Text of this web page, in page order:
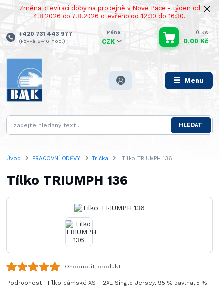
Změna otevírací doby na prodejně v Nové Pace - týden od
4.8.2026 do 7.8.2026 otevřeno od 12:30 do 16:30.
Menu
CZK
HLEDAT
+420 731 443 977
(Po-Pá 8–16 hod.)
0 ks
0,00 Kč
Úvod PRACOVNÍ ODĚVY Trička Tílko TRIUMPH 136
Tílko TRIUMPH 136
Ohodnotit produkt
Podrobnosti: Tílko dámské XS - 2XL Single Jersey, 95 % bavlna, 5 %